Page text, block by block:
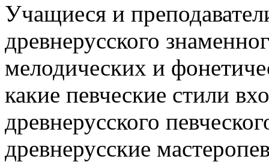
Учащиеся и
древнерусского
мелодических и
какие певческие стили
древнерусского
древнерусские